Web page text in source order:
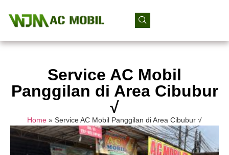
Service AC Mobil
Panggilan di Area Cibubur
√
Home » Service AC Mobil Panggilan di Area Cibubur √